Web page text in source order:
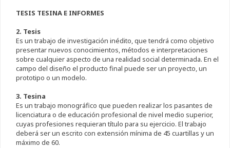
TESIS TESINA E INFORMES
2. Tesis
Es un trabajo de investigación inédito, que tendrá como objetivo
presentar nuevos conocimientos, métodos e interpretaciones
sobre cualquier aspecto de una realidad social determinada. En el
campo del diseño el producto final puede ser un proyecto, un
prototipo o un modelo.
3. Tesina
Es un trabajo monográfico que pueden realizar los pasantes de
licenciatura o de educación profesional de nivel medio superior,
cuyas profesiones requieran título para su ejercicio. El trabajo
deberá ser un escrito con extensión mínima de 45 cuartillas y un
máximo de 60.